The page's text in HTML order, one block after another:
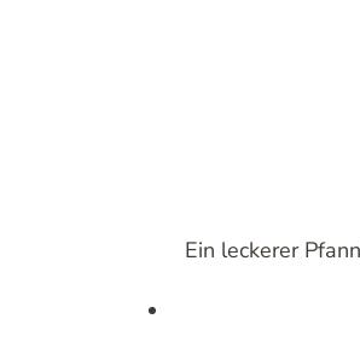
Ein leckerer